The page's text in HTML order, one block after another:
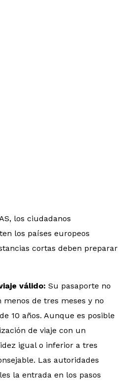
los ciudadanos
los países europeos
cortas deben preparar
válido: Su pasaporte no
menos de tres meses y no
10 años. Aunque es posible
de viaje con un
igual o inferior a tres
Las autoridades
la entrada en los pasos